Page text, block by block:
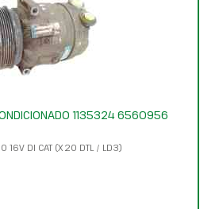
1135324 6560956
16V DI CAT (X 20 DTL / LD3)